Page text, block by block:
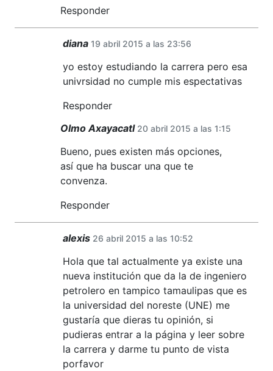
Responder
diana 19 abril 2015 a las 23:56
yo estoy estudiando la carrera pero esa
univrsidad no cumple mis espectativas
Responder
Olmo Axayacatl 20 abril 2015 a las 1:15
Bueno, pues existen más opciones,
así que ha buscar una que te
convenza.
Responder
alexis 26 abril 2015 a las 10:52
Hola que tal actualmente ya existe una
nueva institución que da la de ingeniero
petrolero en tampico tamaulipas que es
la universidad del noreste (UNE) me
gustaría que dieras tu opinión, si
pudieras entrar a la página y leer sobre
la carrera y darme tu punto de vista
porfavor